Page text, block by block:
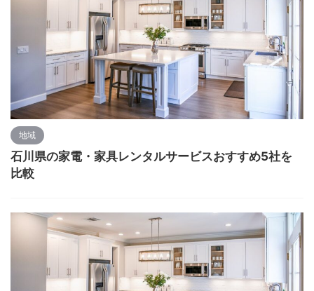
地域
石川県の家電・家具レンタルサービスおすすめ5社を
比較